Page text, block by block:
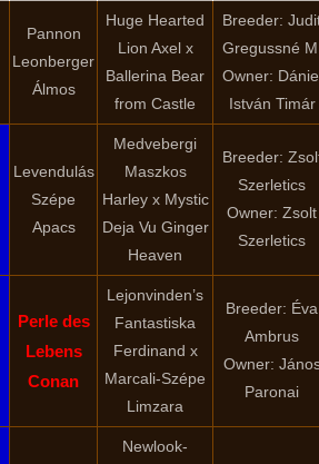
Pannon
Leonberger
Álmos
Huge Hearted
Lion Axel x
Ballerina Bear
from Castle
Breeder:
Gregussné
Owner:
István Timár
Levendulás
Szépe
Apacs
Medvebergi
Maszkos
Harley x Mystic
Deja Vu Ginger
Heaven
Breeder:
Szerletics
Owner: Zsolt
Szerletics
Perle des
Lebens
Conan
Lejonvinden’s
Fantastiska
Ferdinand x
Marcali-Szépe
Limzara
Breeder: Éva
Ambrus
Owner:
Paronai
Newlook-